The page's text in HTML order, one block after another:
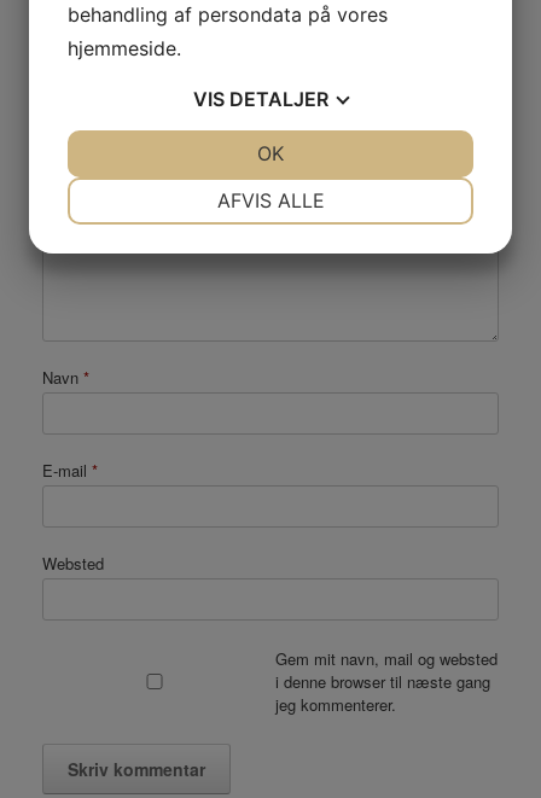
Skriv et svar
Navn *
E-mail *
Websted
Gem mit navn, mail og websted
i denne browser til næste gang
jeg kommenterer.
behandling af persondata på vores
hjemmeside.
VIS DETALJER
AFVIS ALLE
OK